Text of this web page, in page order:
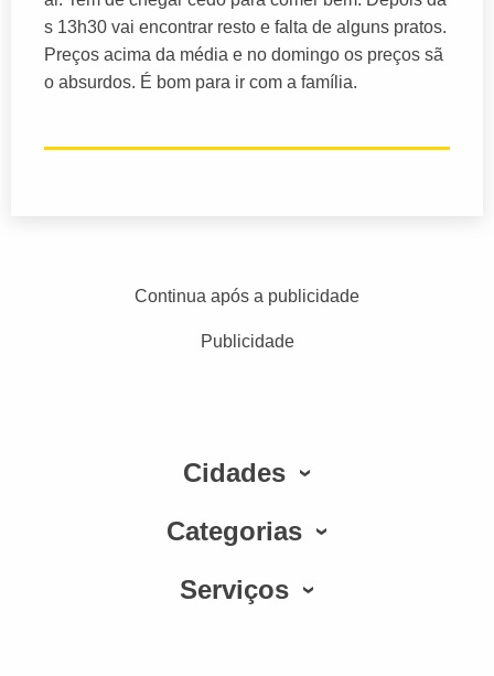
s 13h30 vai encontrar resto e falta de alguns pratos.
Preços acima da média e no domingo os preços sã
o absurdos. É bom para ir com a família.
Continua após a publicidade
Publicidade
Cidades
Categorias
Serviços